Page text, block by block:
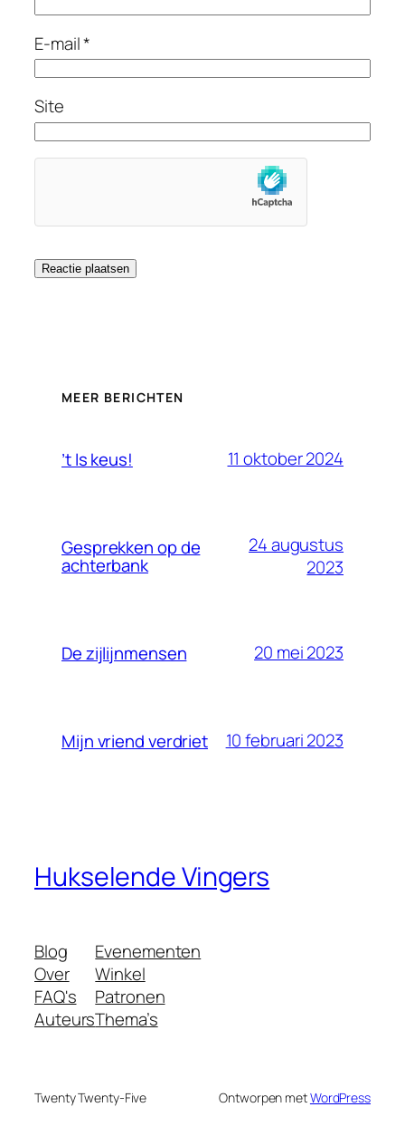
E-mail*
Site
MEER BERICHTEN
’t Is keus! 11 oktober 2024
Gesprekken op de
achterbank
24 augustus
2023
De zijlijnmensen 20 mei 2023
Mijn vriend verdriet 10 februari 2023
Hukselende Vingers
Blog
Over
FAQ's
Auteurs
Evenementen
Winkel
Patronen
Thema’s
Twenty Twenty-Five Ontworpen metWordPress